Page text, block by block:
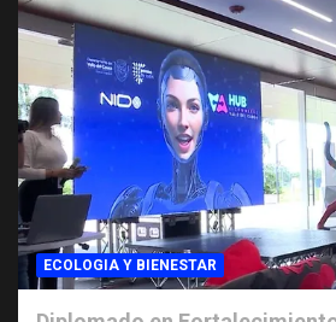
ECOLOGIA Y BIENESTAR